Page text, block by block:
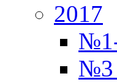
2017
№3